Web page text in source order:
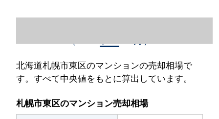
北海道札幌市東区のマンションの売却相場で
す。すべて中央値をもとに算出しています。
札幌市東区のマンション売却相場